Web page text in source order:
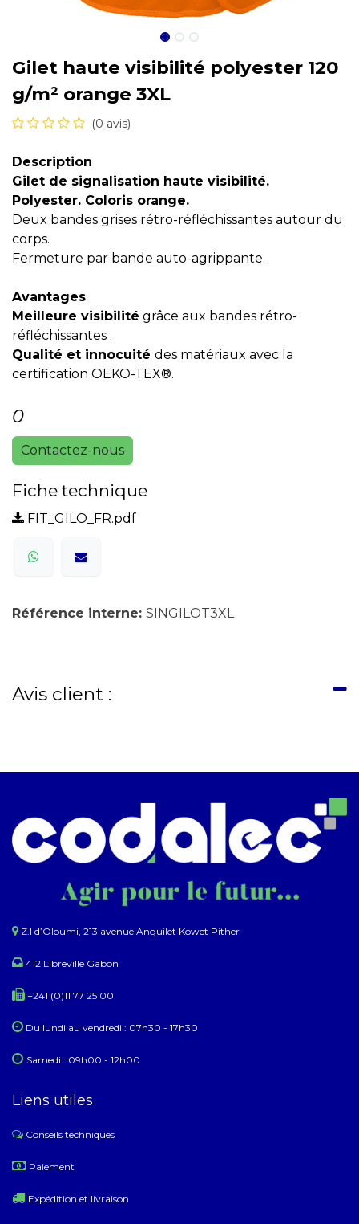
Gilet haute visibilité polyester 120
g/m² orange 3XL
(0 avis)
Description
Gilet de signalisation haute visibilité.
Polyester. Coloris orange.
Deux bandes grises rétro-réfléchissantes autour du
corps.
Fermeture par bande auto-agrippante.
Avantages
Meilleure visibilité grâce aux bandes rétro-
réfléchissantes .
Qualité et innocuité des matériaux avec la
certification OEKO-TEX®.
0
Contactez-nous
Fiche technique
FIT_GILO_FR.pdf
Référence interne: SINGILOT3XL
Avis client :
Z.I d’Oloumi, 213 avenue Anguilet Kowet Pither​
412 Libreville Gabon
+241 (0)11 77 25 00
Du lundi au ​​vendredi : 07h30 - 17h30
Samedi : 09h00 - 12h00
Liens utiles
Conseils techniques
​ Paiement
Expédition et livraison